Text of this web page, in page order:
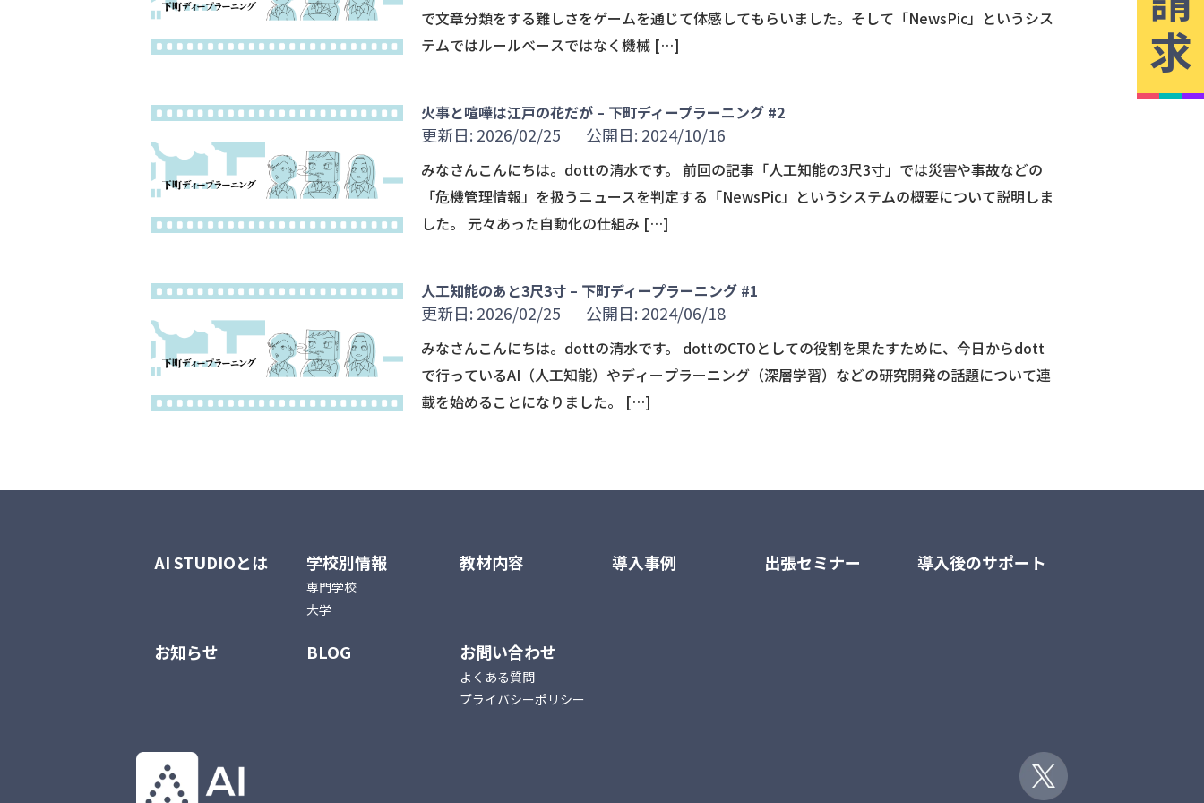
求
で文章分類をする難しさをゲームを通じて体感してもらいました。そして「NewsPic」というシス
テムではルールベースではなく機械 […]
火事と喧嘩は江戸の花だが – 下町ディープラーニング #2
更新日: 2026/02/25 公開日: 2024/10/16
みなさんこんにちは。dottの清水です。 前回の記事「人工知能の3尺3寸」では災害や事故などの
「危機管理情報」を扱うニュースを判定する「NewsPic」というシステムの概要について説明しま
した。 元々あった自動化の仕組み […]
人工知能のあと3尺3寸 – 下町ディープラーニング #1
更新日: 2026/02/25 公開日: 2024/06/18
みなさんこんにちは。dottの清水です。 dottのCTOとしての役割を果たすために、今日からdott
で行っているAI（人工知能）やディープラーニング（深層学習）などの研究開発の話題について連
載を始めることになりました。 […]
AI STUDIOとは 学校別情報
専門学校
大学
教材内容 導入事例 出張セミナー 導入後のサポート
お知らせ BLOG お問い合わせ
よくある質問
プライバシーポリシー